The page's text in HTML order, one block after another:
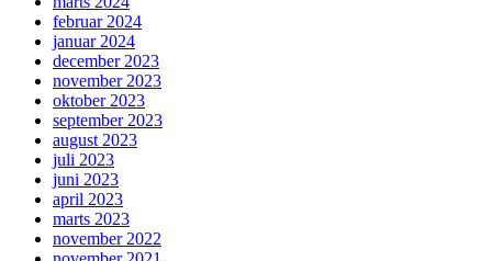
februar 2024
januar 2024
december 2023
november 2023
oktober 2023
september 2023
august 2023
juli 2023
juni 2023
april 2023
marts 2023
november 2022